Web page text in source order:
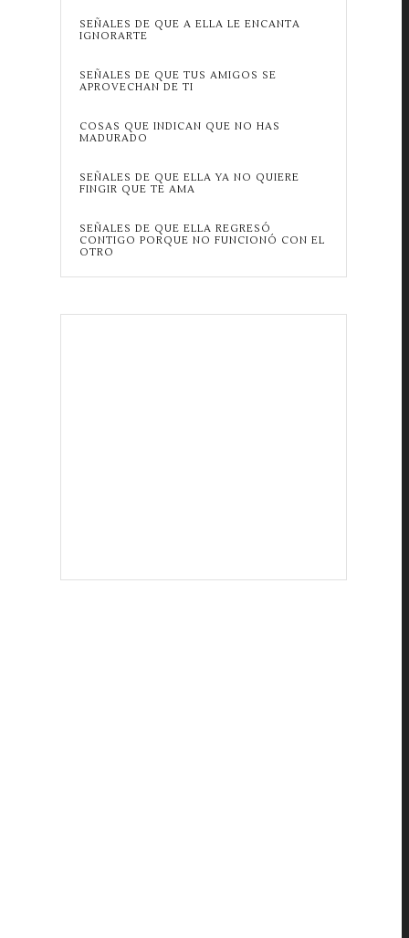
SEÑALES DE QUE A ELLA LE ENCANTA
IGNORARTE
SEÑALES DE QUE TUS AMIGOS SE
APROVECHAN DE TI
COSAS QUE INDICAN QUE NO HAS
MADURADO
SEÑALES DE QUE ELLA YA NO QUIERE
FINGIR QUE TE AMA
SEÑALES DE QUE ELLA REGRESÓ
CONTIGO PORQUE NO FUNCIONÓ CON EL
OTRO